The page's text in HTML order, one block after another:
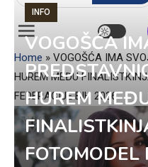
Home » VOGOŠĆA IMA
HUREM MEĐU
FEDERACIJE BIH 2026
INFO
VOGOŠĆA
HUREM
FOTOMODEL